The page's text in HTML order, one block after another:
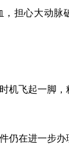
担心大动脉
机飞起一脚
仍在进一步办